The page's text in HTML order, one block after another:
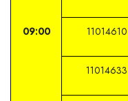
09:00 11014610
11014633